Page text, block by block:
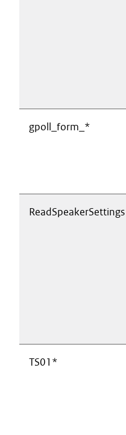
gpoll_form_*
ReadSpeakerSettings
TS01*